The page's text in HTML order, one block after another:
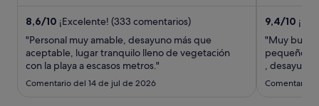
28
ago
8,6/10 ¡Excelente! (333 comentarios)
"Personal muy amable, desayuno más que
aceptable, lugar tranquilo lleno de vegetación
con la playa a escasos metros."
Comentario del 14 de jul de 2026
9,4/10
"Muy buen
pequeño
,
Comentario